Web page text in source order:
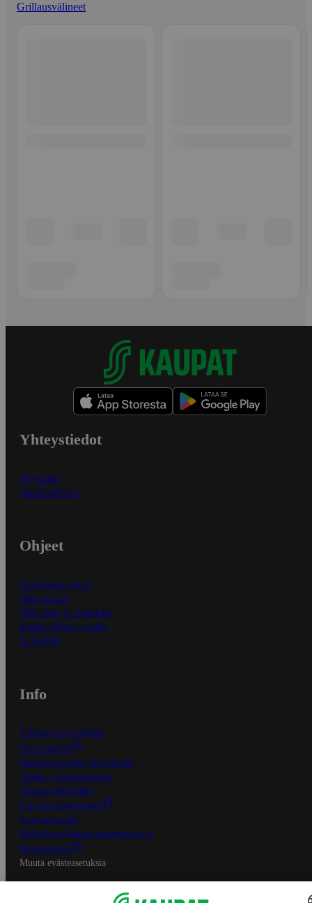
Grillausvälineet
Yhteystiedot
Myymälät
Asiakaspalvelu
Ohjeet
Ensitilaajan ohjeet
Näin maksat
Näin tilaat ja muokkaat
Kaikki ohjeet ja vinkit
In English
Info
S-Business yrityksille
Oiva-raportit
Osuuskauppojen yhteystiedot
Tilaus- ja toimitusehdot
Tietosuojakäytäntö
Palvelun käyttöehdot
Saavutettavuus
Mobiilisovelluksen saavutettavuus
Mainostajalle
Muuta evästeasetuksia